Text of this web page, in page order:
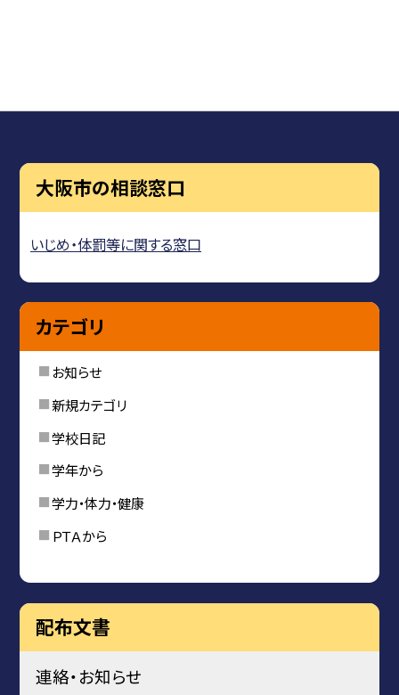
大阪市の相談窓口
いじめ・体罰等に関する窓口
カテゴリ
お知らせ
新規カテゴリ
学校日記
学年から
学力・体力・健康
ＰＴＡから
配布文書
連絡・お知らせ